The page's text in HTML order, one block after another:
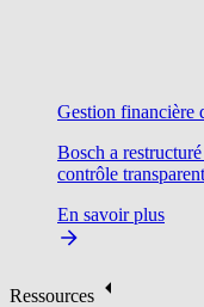
Gestion financière
Bosch a
contrôle
En savoir plus
Ressources